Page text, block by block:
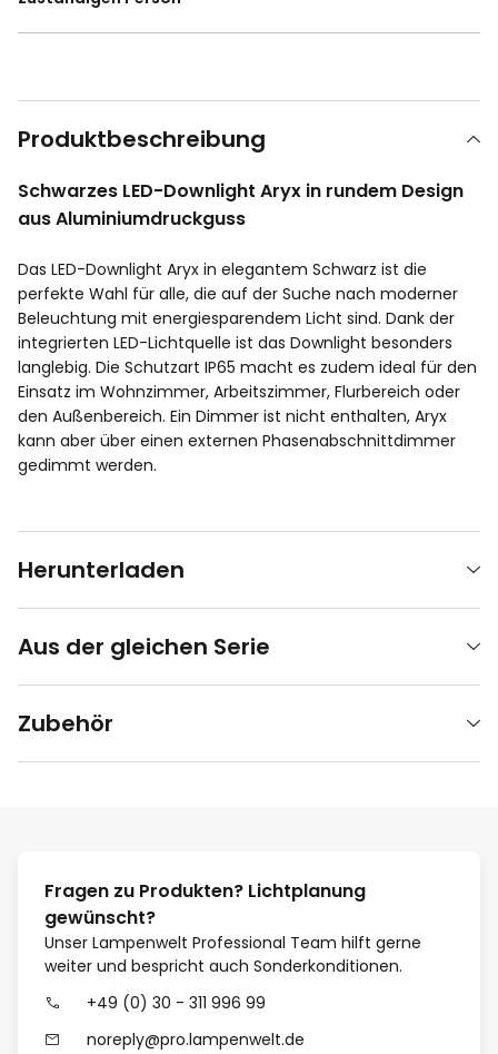
Produktbeschreibung
Schwarzes LED-Downlight Aryx in rundem Design
aus Aluminiumdruckguss
Das LED-Downlight Aryx in elegantem Schwarz ist die
perfekte Wahl für alle, die auf der Suche nach moderner
Beleuchtung mit energiesparendem Licht sind. Dank der
integrierten LED-Lichtquelle ist das Downlight besonders
langlebig. Die Schutzart IP65 macht es zudem ideal für den
Einsatz im Wohnzimmer, Arbeitszimmer, Flurbereich oder
den Außenbereich. Ein Dimmer ist nicht enthalten, Aryx
kann aber über einen externen Phasenabschnittdimmer
gedimmt werden.
Herunterladen
Aus der gleichen Serie
Zubehör
Fragen zu Produkten? Lichtplanung
gewünscht?
Unser Lampenwelt Professional Team hilft gerne
weiter und bespricht auch Sonderkonditionen.
+49 (0) 30 - 311 996 99
noreply@pro.lampenwelt.de